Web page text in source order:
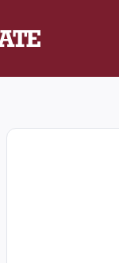
Cuartos De Final